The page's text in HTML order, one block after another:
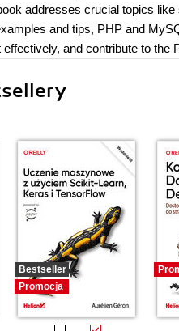
addresses crucial topics
and tips, PHP and
and contribute to the
Bestseller
Promocja